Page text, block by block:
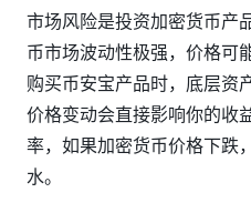
市场风险是投资加密货币产
币市场波动性极强，价格可
购买币安宝产品时，底层资
价格变动会直接影响你的收
率，如果加密货币价格下跌
水。